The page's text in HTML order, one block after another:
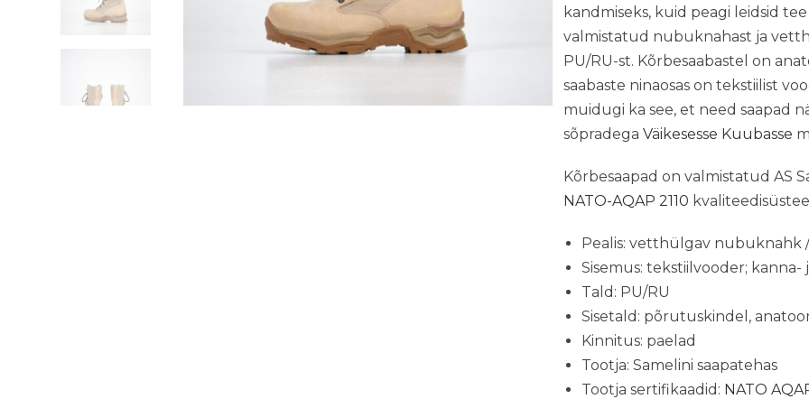
kandmiseks, kuid peagi leidsid
valmistatud nubuknahast ja
PU/RU-st. Kõrbesaabastel on
saabaste ninaosas on tekstiilist
muidugi ka see, et need saapad
sõpradega Väikesesse Kuubasse
Kõrbesaapad on valmistatud AS
NATO-AQAP 2110
Pealis: vetthülgav nubuknahk
Sisemus: tekstiilvooder;
Tald: PU/RU
Sisetald: põrutuskindel,
Kinnitus: paelad
Tootja: Samelini saapatehas
Tootja sertifikaadid: NATO